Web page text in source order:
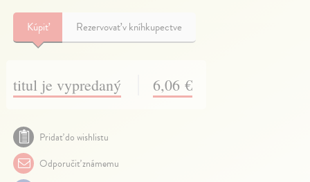
Kúpiť Rezervovať v kníhkupectve
titul je vypredaný 6,06 €
Pridať do wishlistu
Odporučiť známemu